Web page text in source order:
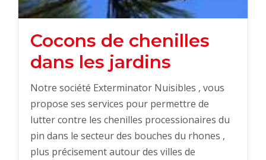
Cocons de chenilles
dans les jardins
Notre société Exterminator Nuisibles , vous
propose ses services pour permettre de
lutter contre les chenilles processionaires du
pin dans le secteur des bouches du rhones ,
plus précisement autour des villes de